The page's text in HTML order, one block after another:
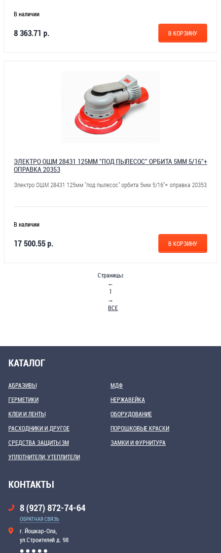
В наличии
8 363.71 р. В КОРЗИНУ
ЭЛЕКТРО ОШМ 28431 125ММ "ПОД ПЫЛЕСОС" ОРБИТА 5ММ 5/16"+
ОПРАВКА 20353
Электро ОШМ 28431 125мм "под пылесос" орбита 5мм 5/16"+ оправка 20353
В наличии
17 500.55 р. В КОРЗИНУ
Страницы:
←
1
→
ВСЕ
КАТАЛОГ
АБРАЗИВЫ
ГЕРМЕТИКИ
КЛЕИ И ЛЕНТЫ
МДФ
НЕРЖАВЕЙКА
ОБОРУДОВАНИЕ
РАСХОДНИКИ И ДРУГОЕ
СРЕДСТВА ЗАЩИТЫ 3М
УПЛОТНИТЕЛИ, УТЕПЛИТЕЛИ
ПОРОШКОВЫЕ КРАСКИ
ЗАМКИ И ФУРНИТУРА
КОНТАКТЫ
8 (927) 872-74-64
ОБРАТНАЯ СВЯЗЬ
г. Йошкар-Ола,
ул.Строителей д. 98